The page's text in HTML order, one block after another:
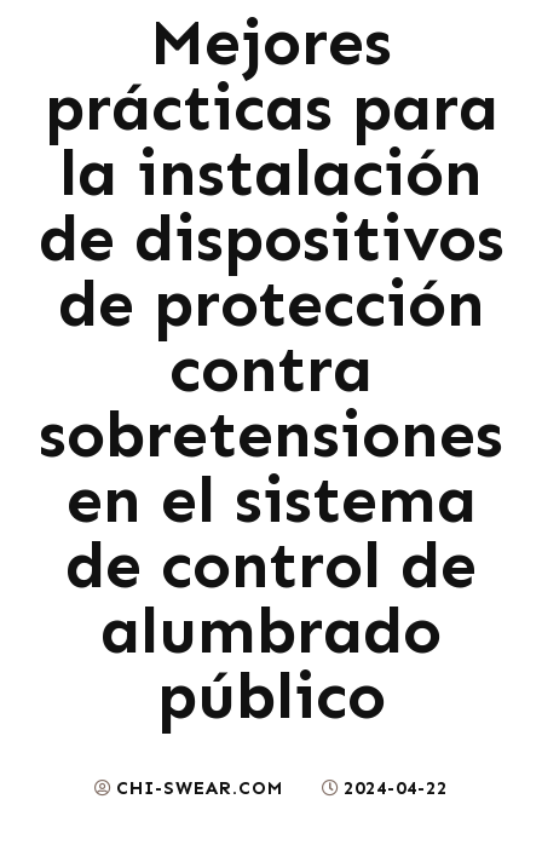
Mejores
prácticas para
la instalación
de dispositivos
de protección
contra
sobretensiones
en el sistema
de control de
alumbrado
público
CHI-SWEAR.COM 2024-04-22